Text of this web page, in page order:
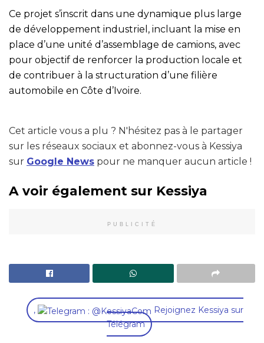
Ce projet s’inscrit dans une dynamique plus large
de développement industriel, incluant la mise en
place d’une unité d’assemblage de camions, avec
pour objectif de renforcer la production locale et
de contribuer à la structuration d’une filière
automobile en Côte d’Ivoire.
Cet article vous a plu ? N'hésitez pas à le partager
sur les réseaux sociaux et abonnez-vous à Kessiya
sur Google News pour ne manquer aucun article !
A voir également sur Kessiya
PUBLICITÉ
,
Rejoignez Kessiya sur
Télégram